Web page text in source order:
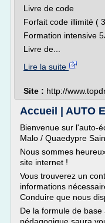
Livre de code
Forfait code illimité (
Formation intensive
Livre de...
Lire la suite
Site : http://
Accueil | AUTO
Bienvenue sur l'auto-
Malo / Quaedypre
Nous sommes
site internet !
Vous trouverez un
informations
Conduire que nous
De la formule de